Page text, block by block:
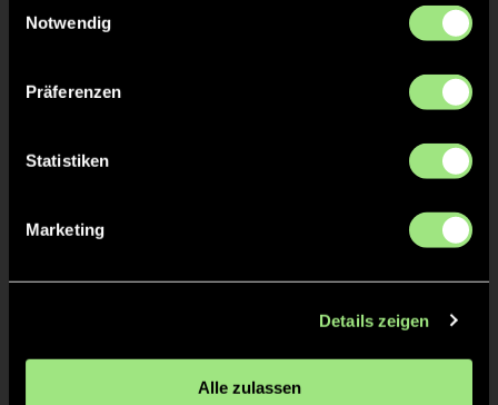
Notwendig
Präferenzen
Statistiken
Marketing
Details zeigen
Alle zulassen
36'
Bryan